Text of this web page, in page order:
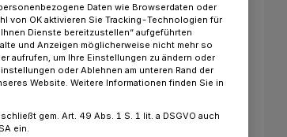
Daten wie Browserdaten oder
von OK aktivieren Sie Tracking-Technologien für
Dienste bereitzustellen“ aufgeführten
und Anzeigen möglicherweise nicht mehr so
aufrufen, um Ihre Einstellungen zu ändern oder
oder Ablehnen am unteren Rand der
Website. Weitere Informationen finden Sie in
gem. Art. 49 Abs. 1 S. 1 lit. a DSGVO auch
ein.